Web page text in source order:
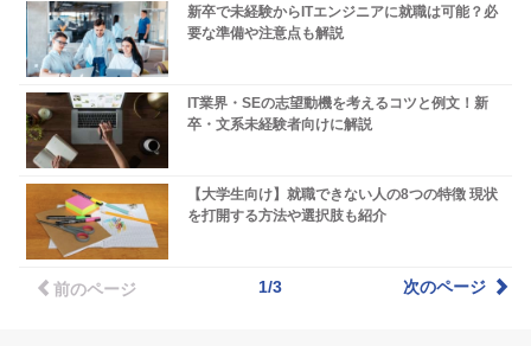
新卒で未経験からITエンジニアに就職は可能？必
要な準備や注意点も解説
IT業界・SEの志望動機を考えるコツと例文！新
卒・文系未経験者向けに解説
【大学生向け】就職できない人の8つの特徴 現状
を打開する方法や選択肢も紹介
前のページ 1/3 次のページ